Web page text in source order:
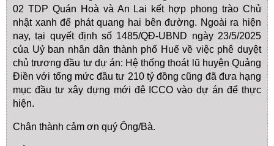
02 TDP Quán Hoà và An Lai kết hợp phong trào Chủ
nhật xanh để phát quang hai bên đường. Ngoài ra hiện
nay, tại quyết định số 1485/QĐ-UBND ngày 23/5/2025
của Uỷ ban nhân dân thành phố Huế về việc phê duyệt
chủ trương đầu tư dự án: Hệ thống thoát lũ huyện Quảng
Điền với tổng mức đầu tư 210 tỷ đồng cũng đã đưa hạng
mục đầu tư xây dựng mới đê ICCO vào dự án để thực
hiện.
Chân thành cảm ơn quý Ông/Bà.